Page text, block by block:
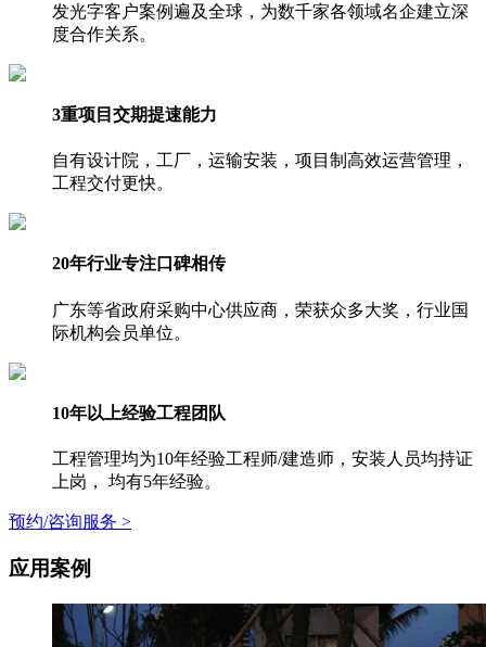
发光字客户案例遍及全球，为数千家各领域名企建立深
度合作关系。
3重项目交期提速能力
自有设计院，工厂，运输安装，项目制高效运营管理，
工程交付更快。
20年行业专注口碑相传
广东等省政府采购中心供应商，荣获众多大奖，行业国
际机构会员单位。
10年以上经验工程团队
工程管理均为10年经验工程师/建造师，安装人员均持证
上岗， 均有5年经验。
预约/咨询服务 >
应用案例